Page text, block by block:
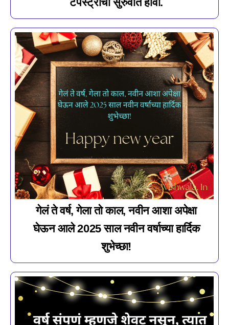
गेलं ते वर्ष, गेला तो काल, नवीन आशा अपेक्षा
घेऊन आले 2025 साल नवीन वर्षाच्या हार्दिक
शुभेच्छा!